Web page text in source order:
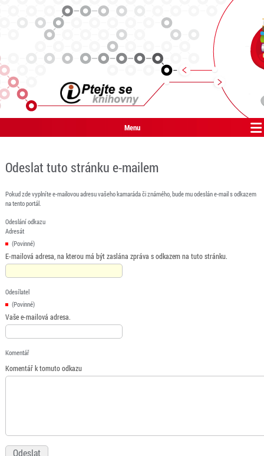
Menu
Odeslat tuto stránku e-mailem
Pokud zde vyplníte e-mailovou adresu vašeho kamaráda či známého, bude mu odeslán e-mail s odkazem
na tento portál.
Odeslání odkazu
Adresát
(Povinné)
E-mailová adresa, na kterou má být zaslána zpráva s odkazem na tuto stránku.
Odesílatel
(Povinné)
Vaše e-mailová adresa.
Komentář
Komentář k tomuto odkazu